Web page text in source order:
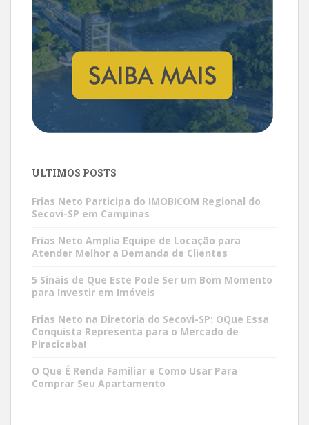
ÚLTIMOS POSTS
Frias Neto Participa do IMOBICOM Regional do
Secovi-SP em Campinas
Frias Neto Amplia Equipe de Locação para
Atender Melhor a Demanda de Clientes
5 Sinais de Que Este Pode Ser um Bom Momento
para Investir em Imóveis
Frias Neto na Diretoria do Secovi-SP: OQue Essa
Conquista Representa para o Mercado de
Piracicaba!
O Que É Renda Familiar e Como Usar Para
Comprar Seu Apartamento